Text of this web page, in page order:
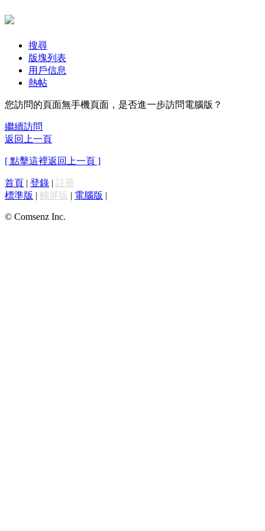
搜尋
版塊列表
用戶信息
熱帖
您訪問的頁面無手機頁面，是否進一步訪問電腦版？
繼續訪問
返回上一頁
[ 點擊這裡返回上一頁 ]
首頁 | 登錄 | 註冊
標準版 | 觸屏版 | 電腦版 |
© Comsenz Inc.